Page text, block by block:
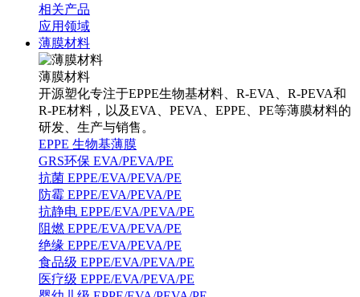
相关产品
应用领域
薄膜材料
薄膜材料
开源塑化专注于EPPE生物基材料、R-EVA、R-PEVA和
R-PE材料，以及EVA、PEVA、EPPE、PE等薄膜材料的
研发、生产与销售。
EPPE 生物基薄膜
GRS环保 EVA/PEVA/PE
抗菌 EPPE/EVA/PEVA/PE
防霉 EPPE/EVA/PEVA/PE
抗静电 EPPE/EVA/PEVA/PE
阻燃 EPPE/EVA/PEVA/PE
绝缘 EPPE/EVA/PEVA/PE
食品级 EPPE/EVA/PEVA/PE
医疗级 EPPE/EVA/PEVA/PE